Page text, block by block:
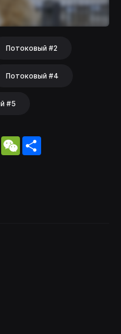
Потоковый #2
Потоковый #4
#5
Viber WeChat